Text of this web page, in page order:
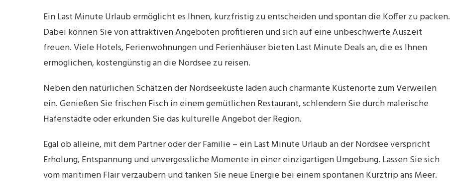
Ein Last Minute Urlaub ermöglicht es Ihnen, kurzfristig zu entscheiden und spontan die Koffer zu packen.
Dabei können Sie von attraktiven Angeboten profitieren und sich auf eine unbeschwerte Auszeit
freuen. Viele Hotels, Ferienwohnungen und Ferienhäuser bieten Last Minute Deals an, die es Ihnen
ermöglichen, kostengünstig an die Nordsee zu reisen.
Neben den natürlichen Schätzen der Nordseeküste laden auch charmante Küstenorte zum Verweilen
ein. Genießen Sie frischen Fisch in einem gemütlichen Restaurant, schlendern Sie durch malerische
Hafenstädte oder erkunden Sie das kulturelle Angebot der Region.
Egal ob alleine, mit dem Partner oder der Familie – ein Last Minute Urlaub an der Nordsee verspricht
Erholung, Entspannung und unvergessliche Momente in einer einzigartigen Umgebung. Lassen Sie sich
vom maritimen Flair verzaubern und tanken Sie neue Energie bei einem spontanen Kurztrip ans Meer.